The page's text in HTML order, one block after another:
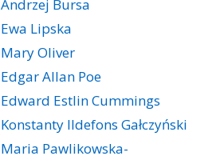
Andrzej Bursa
Ewa Lipska
Mary Oliver
Edgar Allan Poe
Edward Estlin Cummings
Konstanty Ildefons Gałczyński
Maria Pawlikowska-